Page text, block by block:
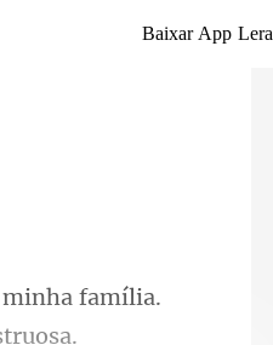
Baixar App Lera
família.